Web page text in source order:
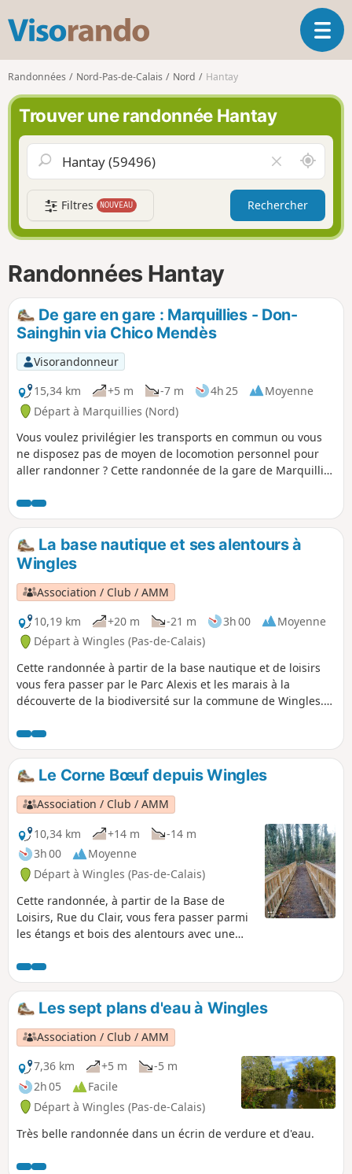
s
o
r
n
d
o
O
u
l
a
i
g
o
Randonnées Nord-Pas-de-Calais Nord Hantay
Trouver une randonnée Hantay
i
d
e
r
l
a
A
u
t
u
r
Filtres NOUVEAU Rechercher
Randonnées Hantay
De gare en gare : Marquillies - Don-
Sainghin via Chico Mendès
Visorandonneur
15,34 km
+5 m -7 m 4h 25
Moyenne
Départ à Marquillies (Nord)
Vous voulez privilégier les transports en commun ou vous
ne disposez pas de moyen de locomotion personnel pour
aller randonner ? Cette randonnée de la gare de Marquillies
agricoles typiques des Weppes avant de longer les canaux
qui participent à l'essor économique de la région. Sans
oublier l'espace naturel Chico Mendès.
La base nautique et ses alentours à
Wingles
Association / Club / AMM
10,19 km
+20 m -21 m 3h 00
Moyenne
Départ à Wingles (Pas-de-Calais)
Cette randonnée à partir de la base nautique et de loisirs
vous fera passer par le Parc Alexis et les marais à la
découverte de la biodiversité sur la commune de Wingles.
s'avérer utile au vu des nombreux chemins présents.
Le Corne Bœuf depuis Wingles
Association / Club / AMM
10,34 km
+14 m
-14 m
3h 00
Moyenne
Départ à Wingles (Pas-de-Calais)
Cette randonnée, à partir de la Base de
Loisirs, Rue du Clair, vous fera passer parmi
les étangs et bois des alentours avec une
montées sans oublier le Flot de Wingles
Les sept plans d'eau à Wingles
Association / Club / AMM
7,36 km
+5 m
-5 m
2h 05
Facile
Départ à Wingles (Pas-de-Calais)
Très belle randonnée dans un écrin de verdure et d'eau.